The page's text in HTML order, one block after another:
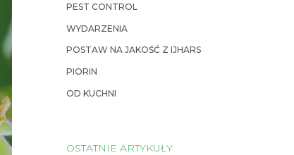
PEST CONTROL
WYDARZENIA
POSTAW NA JAKOŚĆ Z IJHARS
PIORIN
OD KUCHNI
OSTATNIE ARTYKUŁY